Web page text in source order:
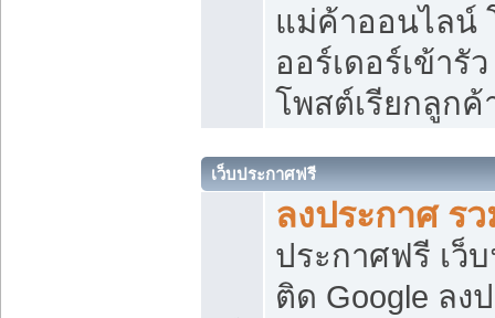
แม่ค้าออนไลน์
ออร์เดอร์เข้ารั
โพสต์เรียกลูกค้
เว็บประกาศฟรี
ลงประกาศ ร
ประกาศฟรี เว็
ติด Google ลง